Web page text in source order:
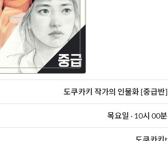
도쿠카키 작가의 인물화 [중급반]
목요일 · 10시 00분